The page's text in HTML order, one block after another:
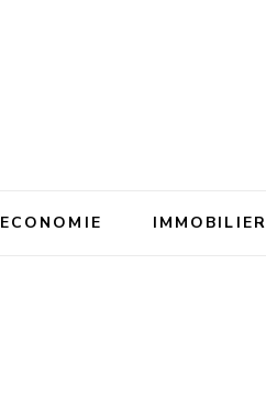
ECONOMIE IMMOBILIER